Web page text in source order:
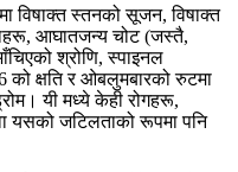
विषाक्त स्तनको सूजन, विषाक्त
आघातजन्य चोट (जस्तै,
श्रोणि, स्पाइनल
को क्षति र ओबलुमबारको रुटमा
यी मध्ये केही रोगहरू,
यसको जटिलताको रूपमा पनि